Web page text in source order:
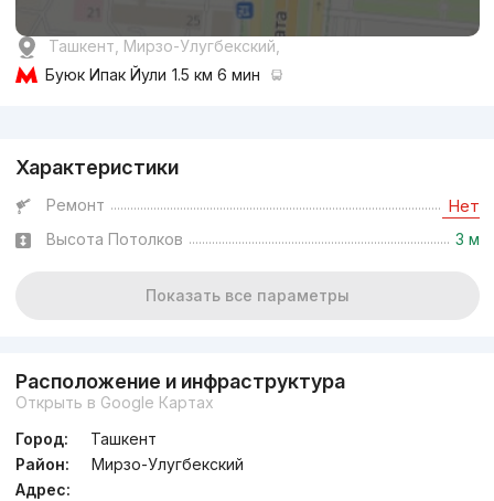
Ташкент, Мирзо-Улугбекский,
Буюк Ипак Йули 1.5 км 6 мин
Характеристики
Ремонт Нет
Высота Потолков 3 м
Показать все параметры
Расположение и инфраструктура
Открыть в Google Картах
Город:
Ташкент
Район:
Мирзо-Улугбекский
Адрес: